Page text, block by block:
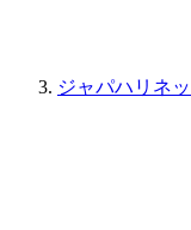
ジャパハリネッ